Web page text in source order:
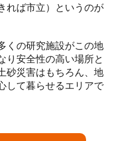
れば市立）というのが
くの研究施設がこの地
り安全性の高い場所と
砂災害はもちろん、地
して暮らせるエリアで